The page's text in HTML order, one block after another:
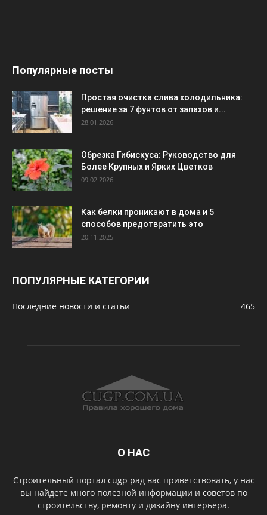
Популярные посты
Простая очистка слива холодильника:
решение за 7 фунтов от запахов и...
28.01.2026
Обрезка Гибискуса: Руководство для
Более Крупных и Ярких Цветков
09.02.2026
Как белки проникают в дома и 5
способов предотвратить это
20.11.2025
ПОПУЛЯРНЫЕ КАТЕГОРИИ
Последние новости и статьи 465
О НАС
Строительный портал cugp рад вас приветствовать, у нас
вы найдете много полезной информации и советов по
строительству, ремонту и дизайну интерьера.